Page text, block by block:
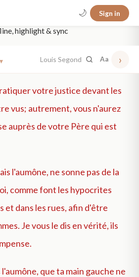
🌙 Sign in
highlight & sync
▾ Louis Segond Aa ›
✕
"peace that passeth" grace -law
votre justice devant les
vus; autrement, vous n'aurez
auprès de votre Père qui est
l'aumône, ne sonne pas de la
comme font les hypocrites
et dans les rues, afin d'être
Je vous le dis en vérité, ils
que ta main gauche ne